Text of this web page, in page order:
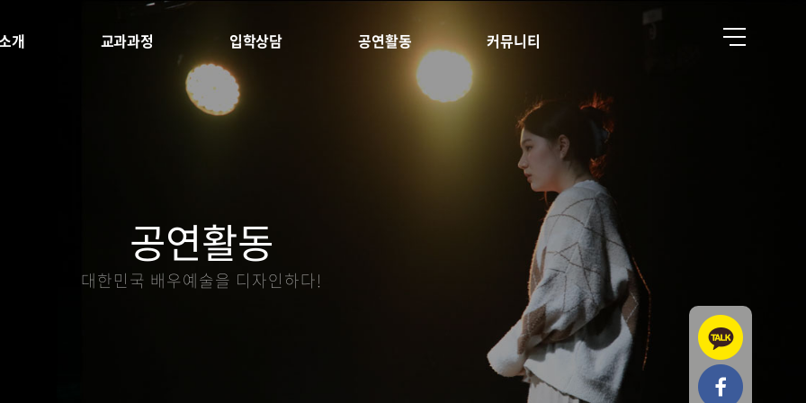
개 교과과정 입학상담 공연활동 커뮤니티
공연활동
대한민국 배우예술을 디자인하다!